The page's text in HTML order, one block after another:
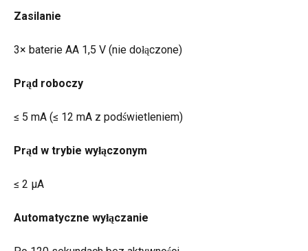
Zasilanie
3× baterie AA 1,5 V (nie dołączone)
Prąd roboczy
≤ 5 mA (≤ 12 mA z podświetleniem)
Prąd w trybie wyłączonym
≤ 2 µA
Automatyczne wyłączanie